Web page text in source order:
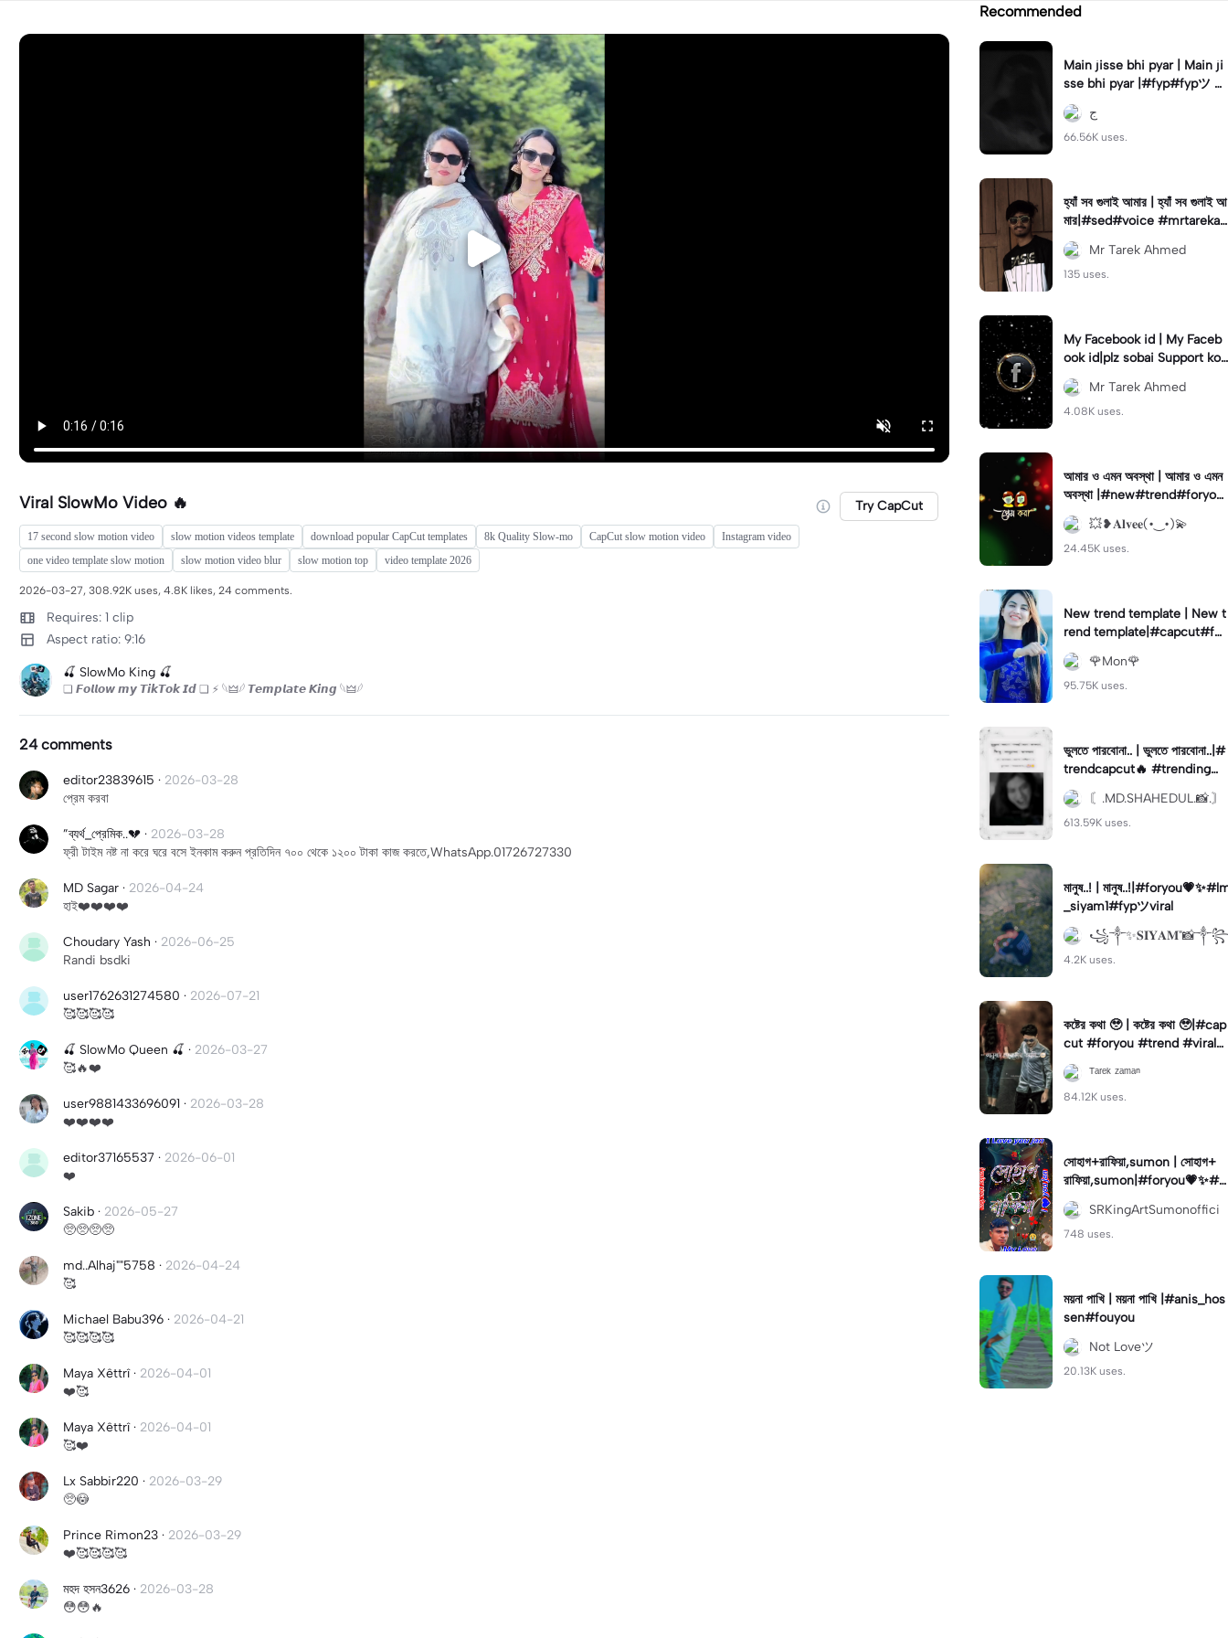
Viral SlowMo Video 🔥 Try CapCut
17 second slow motion video slow motion videos template download popular CapCut templates 8k Quality Slow-mo CapCut slow motion video
Instagram video
one video template slow motion
slow motion video blur slow motion top video template 2026
2026-03-27, 308.92K uses, 4.8K likes, 24 comments.
Requires: 1 clip
Aspect ratio: 9:16
🍒 SlowMo King 🍒
❏ 𝙁𝙤𝙡𝙡𝙤𝙬 𝙢𝙮 𝙏𝙞𝙠𝙏𝙤𝙠 𝙄𝙙 ❏ ⚡ 𓆩🜲𓆪 𝙏𝙚𝙢𝙥𝙡𝙖𝙩𝙚 𝙆𝙞𝙣𝙜 𓆩🜲𓆪
24 comments
editor23839615 · 2026-03-28
প্রেম করবা
”ব্যর্থ_প্রেমিক..💔 · 2026-03-28
ফ্রী টাইম নষ্ট না করে ঘরে বসে ইনকাম করুন প্রতিদিন ৭০০ থেকে ১২০০ টাকা কাজ করতে,WhatsApp.01726727330
MD Sagar · 2026-04-24
হাই❤️❤️❤️❤️
Choudary Yash · 2026-06-25
Randi bsdki
user1762631274580 · 2026-07-21
🥰🥰🥰🥰
🍒 SlowMo Queen 🍒 · 2026-03-27
🥰🔥❤️
user9881433696091 · 2026-03-28
❤️❤️❤️❤️
editor37165537 · 2026-06-01
❤️
Sakib · 2026-05-27
🥺🥺🥺🥺
md..Alhaj""5758 · 2026-04-24
🥰
Michael Babu396 · 2026-04-21
🥰🥰🥰🥰
Maya Xêttrî· 2026-04-01
❤️🥰
Maya Xêttrî· 2026-04-01
🥰❤️
Lx Sabbir220 · 2026-03-29
🥺😳
Prince Rimon23 · 2026-03-29
❤️🥰🥰🥰🥰
মহদ হসন3626 · 2026-03-28
😳😳🔥
Recommended
Main jisse bhi pyar | Main ji
sse bhi pyar |#fyp#fypツ⁠ #
foryou#foryoupage🔥#viral
ج
66.56K uses.
হ্যাঁ সব গুলাই আমার | হ্যাঁ সব গুলাই আ
মার|#sed#voice #mrtarekah
med#viral#newtemplate😍
Mr Tarek Ahmed
135 uses.
My Facebook id | My Faceb
ook id|plz sobai Support kor
un#𝑆𝐴𝐷💔😓#viralcapcut🔥
#tr
Mr Tarek Ahmed
4.08K uses.
আমার ও এমন অবস্থা | আমার ও এমন
অবস্থা |#new#trend#foryou
#fyp#fypage
💥❥𝐀𝐥𝐯𝐞𝐞(•‿•)💫
24.45K uses.
New trend template | New t
rend template|#capcut#for
you#viral#tiktokktrend#tre
nding🔥🌹Mon🌹
95.75K uses.
ভুলতে পারবোনা.. | ভুলতে পারবোনা..|#
trendcapcut🔥 #trending🔥
#fypツ⁠ #foryou💗✨#flypシ
〘.MD.SHAHEDUL.📸.〙
613.59K uses.
মানুষ..! |
_siyam1#fypツviral
4.2K uses.
কষ্টের কথা 🥹 | কষ্টের কথা 🥹|#cap
cut #foryou #trend #viral
#status
ᵀᵃʳᵉᵏ ᶻᵃᵐᵃⁿ
84.12K uses.
সোহাগ+রাফিয়া,sumon | সোহাগ+
রাফিয়া,sumon|#foryou💗✨#f
oryoupage🔥#foryoupege#
foryoutemplate#for
SRKingArtSumonoffici
748 uses.
ময়না পাখি | ময়না পাখি |#anis_hos
sen#fouyou
Not Loveツ
20.13K uses.